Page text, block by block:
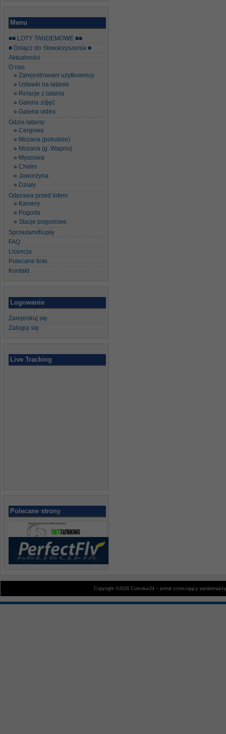
Menu
■■ LOTY TANDEMOWE ■■
■ Dołącz do Stowarzyszenia ■
Aktualności
O nas
Zarejestrowani użytkownicy
Ustawki na latanie
Relacje z latania
Galeria zdjęć
Galeria video
Gdzie latamy
Cergowa
Mszana (południe)
Mszana (g. Wapno)
Myscowa
Chełm
Jaworzyna
Działy
Odprawa przed lotem
Kamery
Pogoda
Stacje pogodowe
Sprzedam/Kupię
FAQ
Licencja
Polecane linki
Kontakt
Logowanie
Zarejestruj się
Zaloguj się
Live Tracking
Polecane strony
Copyright ©2026 Cumulus24 – portal zrzeszający